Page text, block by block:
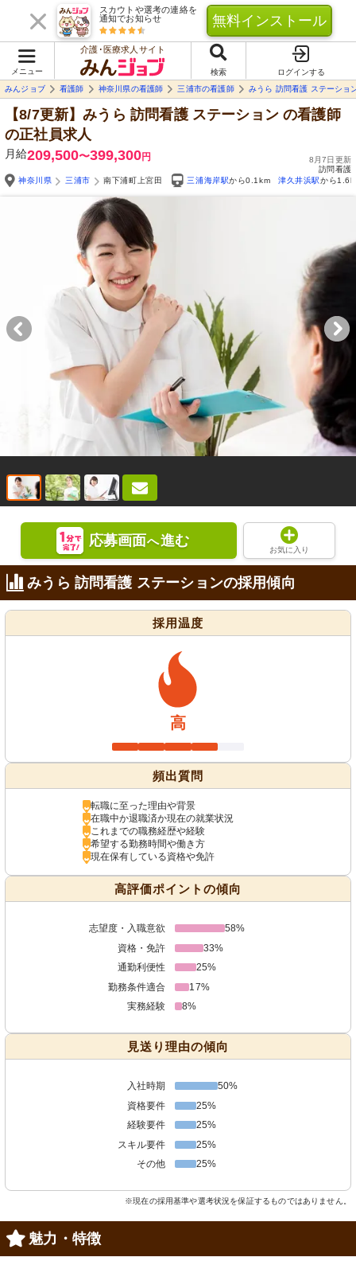
スカウトや選考の連絡を
通知でお知らせ
無料インストール
メニュー
介護･医療求人サイト
検索
ログインする
みんジョブ
看護師 神奈川県の看護師 三浦市の看護師 みうら 訪問看護 ステーショ
【8/7更新】みうら 訪問看護 ステーションの看護師
の正社員求人
月給209,500〜399,300円
8月7日更新
訪問看護
神奈川県
三浦市 南下浦町上宮田 三浦海岸駅から0.1km 津久井浜駅から
応募画面へ進む
お気に入り
みうら 訪問看護 ステーションの採用傾向
採用温度
高
頻出質問
転職に至った理由や背景
在職中か退職済か現在の就業状況
これまでの職務経歴や経験
希望する勤務時間や働き方
現在保有している資格や免許
高評価ポイントの傾向
志望度・入職意欲
58%
資格・免許
33%
通勤利便性
25%
勤務条件適合
17%
実務経験
8%
見送り理由の傾向
入社時期
50%
資格要件
25%
経験要件
25%
スキル要件
25%
その他
25%
※現在の採用基準や選考状況を保証するものではありません。
魅力・特徴